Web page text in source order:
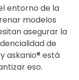
entorno de la
modelos
asegurar la
de
askanio® está
eso.